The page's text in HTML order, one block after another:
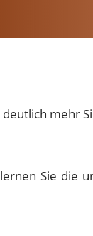
deutlich mehr
Sie die